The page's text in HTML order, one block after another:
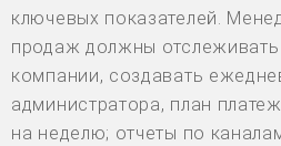
ключевых показателей.
продаж должны
компании, создавать
администратора, план
на неделю; отчеты по